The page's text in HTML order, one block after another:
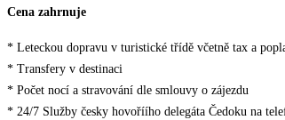
Cena zahrnuje
* Leteckou dopravu v turistické třídě včetně tax a
* Transfery v destinaci
* Počet nocí a stravování dle smlouvy o zájezdu
* 24/7 Služby česky hovoříího delegáta Čedoku na